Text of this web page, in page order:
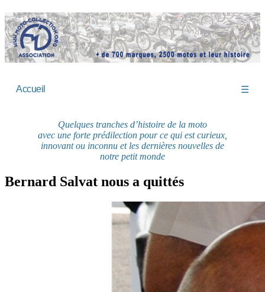
Accueil ☰
Quelques tranches d’histoire de la moto
avec une forte prédilection pour ce qui est curieux,
innovant ou inconnu et les dernières nouvelles de
notre petit monde
Bernard Salvat nous a quittés